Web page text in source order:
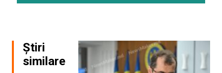
Știri
similare